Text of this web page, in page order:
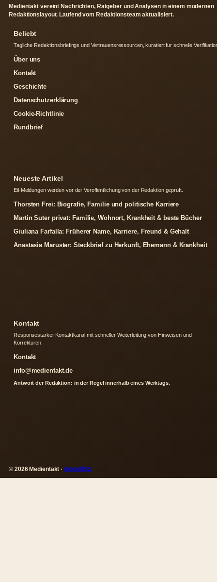
Medientakt vereint Nachrichten, Ratgeber und Analysen in einem modernen
Redaktionslayout. Laufend vom Redaktionsteam aktualisiert.
Beliebt
Tagliche Redaktionsbriefings und Vertrauensressourcen, kuratiert fur schnelle
Über uns
Kontakt
Geschichte
Datenschutzerklärung
Cookie-Richtlinie
Rundbrief
Neueste Artikel
Eil-Meldungen werden vor der Veroffentlichung von der Redaktion gepruft.
Thorsten Frei: Biografie, Familie und politische Karriere
Martin Suter privat: Familie, Wohnort, Krankheit & beste Bücher
Giuliana Farfalla: Früherer Name, Karriere, Freund & Gehalt
Anastasia Maruster: Steckbrief zu Herkunft, Ehemann & Krankheit
Kontakt
Responsestarker Kontaktkanal mit schneller Weiterleitung von Hinweisen und
Korrekturen.
Kontakt
info@medientakt.de
Antwort der Redaktion: in der Regel innerhalb eines Werktags.
© 2026 Medientakt ·WorldRSS